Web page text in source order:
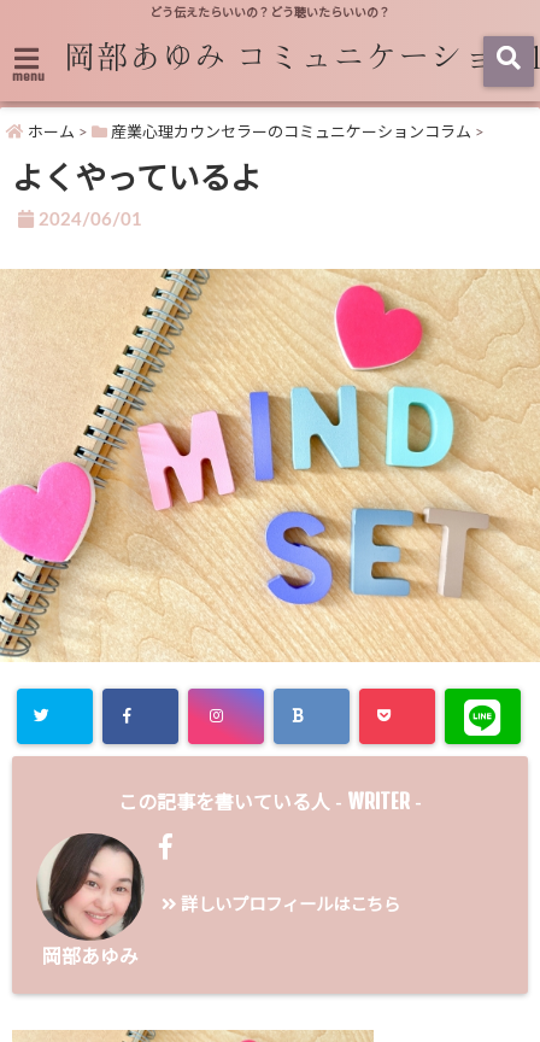
どう伝えたらいいの？どう聴いたらいいの？
menu
ホーム > 産業心理カウンセラーのコミュニケーションコラム >
よくやっているよ
2024/06/01
この記事を書いている人 - WRITER -
岡部あゆみ
詳しいプロフィールはこちら